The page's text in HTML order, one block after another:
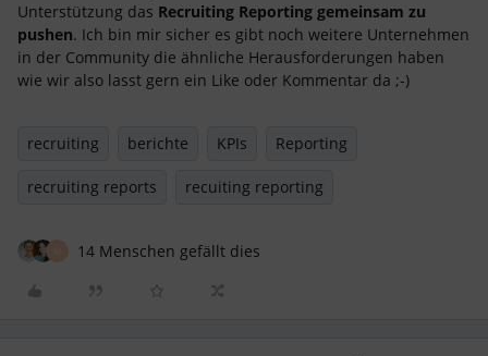
Unterstützung das Recruiting Reporting gemeinsam zu
pushen. Ich bin mir sicher es gibt noch weitere Unternehmen
in der Community die ähnliche Herausforderungen haben
wie wir also lasst gern ein Like oder Kommentar da ;-)
recruiting berichte KPIs Reporting
recruiting reports recuiting reporting
14 Menschen gefällt dies